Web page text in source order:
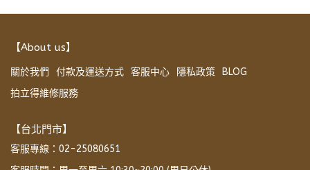
【About us】
關於我們 付款及運送方式 客服中心 隱私政策
BLOG
拍立得維修服務
【台北門市】
客服專線：02-25080651